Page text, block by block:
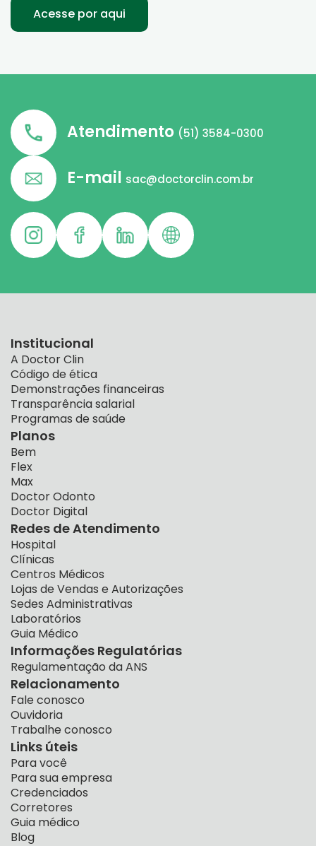
Acesse por aqui
Atendimento (51) 3584-0300
E-mail sac@doctorclin.com.br
Institucional
A Doctor Clin
Código de ética
Demonstrações financeiras
Transparência salarial
Programas de saúde
Planos
Bem
Flex
Max
Doctor Odonto
Doctor Digital
Redes de Atendimento
Hospital
Clínicas
Centros Médicos
Lojas de Vendas e Autorizações
Sedes Administrativas
Laboratórios
Guia Médico
Informações Regulatórias
Regulamentação da ANS
Relacionamento
Fale conosco
Ouvidoria
Trabalhe conosco
Links úteis
Para você
Para sua empresa
Credenciados
Corretores
Guia médico
Blog